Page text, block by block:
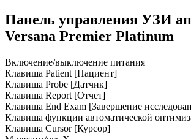
Панель управления УЗИ
Versana Premier Platinum
Включение/выключение питания
Клавиша Patient [Пациент]
Клавиша Probe [Датчик]
Клавиша Report [Отчет]
Клавиша End Exam [Завершение
Клавиша функции автоматической
Клавиша Cursor [Курсор]